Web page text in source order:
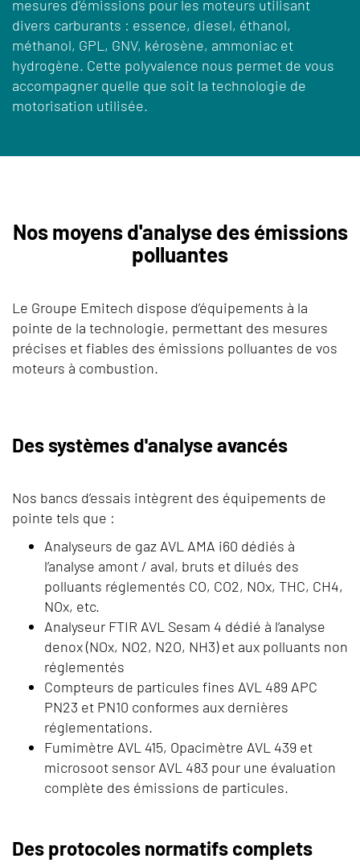
mesures d’émissions pour les moteurs utilisant
divers carburants : essence, diesel, éthanol,
méthanol, GPL, GNV, kérosène, ammoniac et
hydrogène. Cette polyvalence nous permet de vous
accompagner quelle que soit la technologie de
motorisation utilisée.
Nos moyens d'analyse des émissions
polluantes
Le Groupe Emitech dispose d’équipements à la
pointe de la technologie, permettant des mesures
précises et fiables des émissions polluantes de vos
moteurs à combustion.
Des systèmes d'analyse avancés
Nos bancs d’essais intègrent des équipements de
pointe tels que :
Analyseurs de gaz AVL AMA i60 dédiés à
l’analyse amont / aval, bruts et dilués des
polluants réglementés CO, CO2, NOx, THC, CH4,
NOx, etc.
Analyseur FTIR AVL Sesam 4 dédié à l’analyse
denox (NOx, NO2, N2O, NH3) et aux polluants non
réglementés
Compteurs de particules fines AVL 489 APC
PN23 et PN10 conformes aux dernières
réglementations.
Fumimètre AVL 415, Opacimètre AVL 439 et
microsoot sensor AVL 483 pour une évaluation
complète des émissions de particules.
Des protocoles normatifs complets